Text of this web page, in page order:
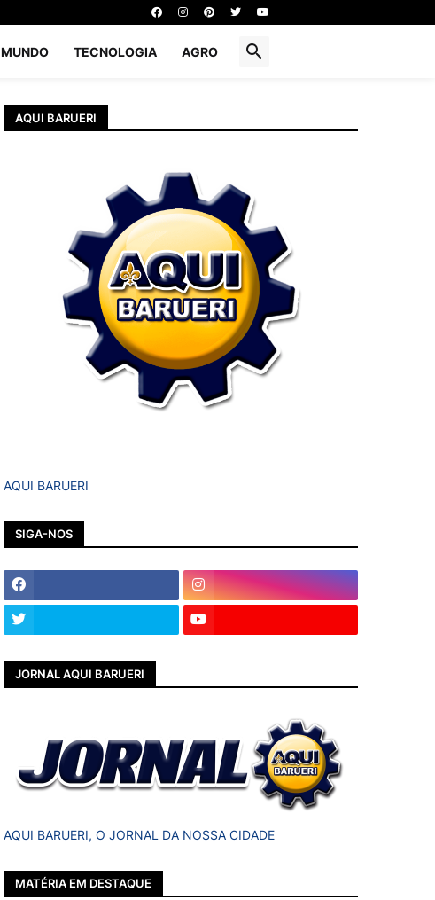
MUNDO TECNOLOGIA AGRO
AQUI BARUERI
AQUI BARUERI
SIGA-NOS
JORNAL AQUI BARUERI
AQUI BARUERI, O JORNAL DA NOSSA CIDADE
MATÉRIA EM DESTAQUE